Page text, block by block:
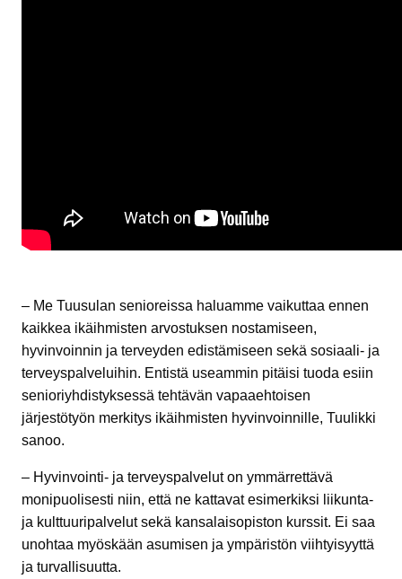
– Me Tuusulan senioreissa haluamme vaikuttaa ennen
kaikkea ikäihmisten arvostuksen nostamiseen,
hyvinvoinnin ja terveyden edistämiseen sekä sosiaali- ja
terveyspalveluihin. Entistä useammin pitäisi tuoda esiin
senioriyhdistyksessä tehtävän vapaaehtoisen
järjestötyön merkitys ikäihmisten hyvinvoinnille, Tuulikki
sanoo.
– Hyvinvointi- ja terveyspalvelut on ymmärrettävä
monipuolisesti niin, että ne kattavat esimerkiksi liikunta-
ja kulttuuripalvelut sekä kansalaisopiston kurssit. Ei saa
unohtaa myöskään asumisen ja ympäristön viihtyisyyttä
ja turvallisuutta.